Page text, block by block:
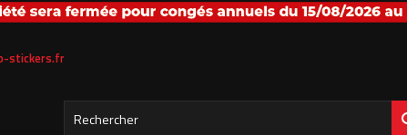
stickers.fr
Mes listes d'envies
Créer une
((title))
Connexion
Vous devez être connecté pour ajouter des produits à votre liste